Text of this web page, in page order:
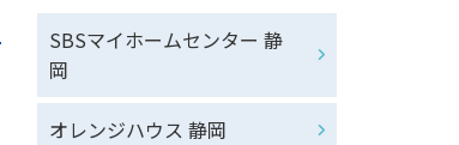
SBSマイホームセンター 静
岡
オレンジハウス 静岡